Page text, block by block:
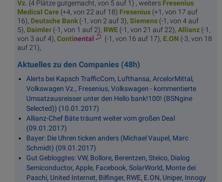
Vz. (4 Plätze gutgemacht, von 5 auf 1) , weiters Fresenius
Medical Care (+4, von 22 auf 18) Fresenius (+1, von 17 auf
16), Deutsche Bank(-1, von 2 auf 3), Siemens (-1, von 4 auf
5), Daimler (-1, von 1 auf 2), RWE (-1, von 21 auf 22), Allianz (-1,
von 3 auf 4), Continental (-1, von 16 auf 17), E.ON (-3, von 18
auf 21),
Aktuelles zu den Companies (48h)
Alerts bei Kapsch TrafficCom, Lufthansa, ArcelorMittal,
Volkswagen Vz., Fresenius, Volkswagen - kommentierte
Umsatzausreisser unter den Hello bank!100! (BSNgine
Selected)) (10.01.2017)
Allianz-Chef Bäte träumt weiter vom großen Deal
(09.01.2017)
Bayer: Die Uhren ticken anders (Michael Vaupel, Marc
Schmidt) (09.01.2017)
Gut Gebloggtes: VW, Bollore, Berentzen, Steico, Dialog
Semiconductor, Apple, Facebook, SolarWorld, Monte dei
Paschi, United Internet, Bilfinger, RWE, E.ON, Uniper, Innogy